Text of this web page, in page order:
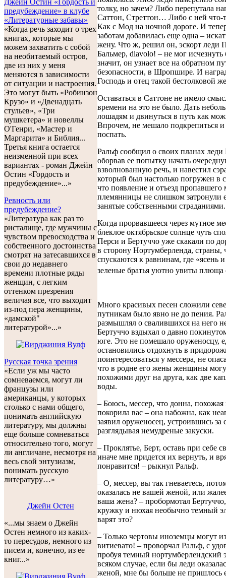
Джейн Остин «Гордость и
предубеждение» в клубе
«Литературные забавы»
«Когда речь заходит о трех
книгах, которые мы
можем захватить с собой
на необитаемый остров,
две из них у меня
меняются в зависимости
от ситуации и настроения.
Это могут быть «Робинзон
Крузо» и «Двенадцать
стульев», «Три
мушкетера» и новеллы
О'Генри, «Мастер и
Маргарита» и Библия...
Третья книга остается
неизменной при всех
вариантах - роман Джейн
Остин «Гордость и
предубеждение»...»
Ревность или
предубеждение?
«Литература как раз то
ристалище, где мужчины с
чувством превосходства и
собственного достоинства
смотрят на затесавшихся в
свои до недавнего
времени плотные ряды
женщин, с легким
оттенком презрения
величая все, что выходит
из-под пера женщины,
«дамской"
литературой»...»
Русская точка зрения
«Если уж мы часто
сомневаемся, могут ли
французы или
американцы, у которых
столько с нами общего,
понимать английскую
литературу, мы должны
еще больше сомневаться
относительно того, могут
ли англичане, несмотря на
весь свой энтузиазм,
понимать русскую
литературу…»
Джейн Остен
«...мы знаем о Джейн
Остен немного из каких-
то пересудов, немного из
писем и, конечно, из ее
книг...»
толку, но зачем? Либо перепутала
Саттон, Стреттон… Либо с ней что-
Как с Мод на ночной дороге. И
заботам добавилась еще одна –
жену. Что ж, решил он, эскорт
Бальмер, diavolo! – не мог исчезнуть
значит, он узнает все на обратном
безопасности, в Шропшире. И
Господь и отец такой бестолковой
Оставаться в Саттоне не имело
времени на это не было. Дать
лошадям и двинуться в путь как
Впрочем, не мешало подкрепиться
поспать.
Ральф сообщил о своих планах леди
оборвав ее попытку начать
взволнованную речь, и навестил
который был настолько погружен в
что появление и отъезд пропавшего
племянницы не слишком затронули
занятые собственными страданиями.
Когда прорвавшееся через мутное
блеклое октябрьское солнце чуть
Перси и Бертуччо уже скакали по
в сторону Нортумберленда, страны,
спускаются к равнинам, где «ясень
зеленые братья уютно увиты плюща
Много красивых песен сложили
путникам было явно не до пения.
размышлял о свалившихся на него
Бертуччо вздыхал о давно
юге. Это не помешало оруженосцу,
остановились отдохнуть в
поинтересоваться у мессера, не
что в родне его жены женщины
похожими друг на друга, как две
воды.
– Боюсь, мессер, что донна,
покорила вас – она набожна, как
заявил оруженосец, устроившись за
разглядывая немудреные закуски.
– Проклятье, Берт, оставь при себе
иначе мне придется их вернуть, и
понравится! – рыкнул Ральф.
– О, мессер, вы так гневаетесь,
оказалась не вашей женой, или
ваша жена? – пробормотал
кружку и нюхая необычно темный
варят это?
– Только чертовы иноземцы могут
витиевато! – проворчал Ральф, с
пробуя темный нортумберлендский
всяком случае, если бы леди
женой, мне бы больше не пришлось